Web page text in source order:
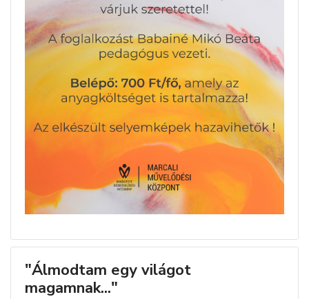
"Álmodtam egy világot
magamnak..."